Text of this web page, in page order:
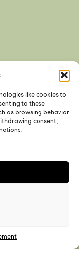
like cookies to
to these
as browsing behavior
consent,